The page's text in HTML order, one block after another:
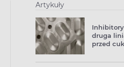
Artykuły
Inhibitory
druga
przed